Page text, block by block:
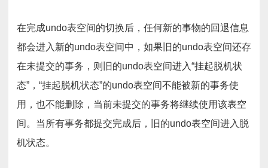
在完成undo表空间的切换后，任何新的事物的回退信息
都会进入新的undo表空间中，如果旧的undo表空间还存
在未提交的事务，则旧的undo表空间进入“挂起脱机状
态”，“挂起脱机状态”的undo表空间不能被新的事务使
用，也不能删除，当前未提交的事务将继续使用该表空
间。当所有事务都提交完成后，旧的undo表空间进入脱
机状态。